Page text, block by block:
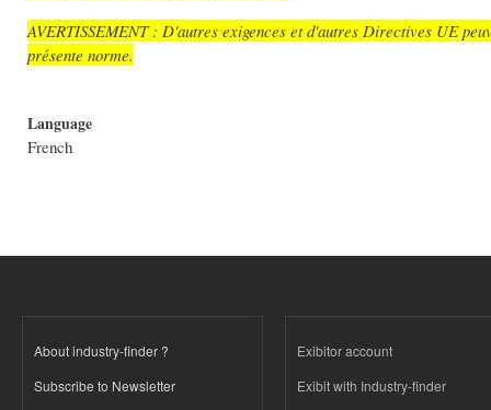
AVERTISSEMENT : D'autres exigences et d'autres Directives UE
présente norme.
Language
French
About industry-finder ?
Subscribe to Newsletter
Exibitor account
Exibit with Industry-finder